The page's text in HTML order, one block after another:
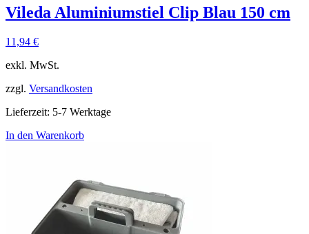
Vileda Aluminiumstiel Clip Blau 150 cm
11,94 €
exkl. MwSt.
zzgl. Versandkosten
Lieferzeit: 5-7 Werktage
In den Warenkorb